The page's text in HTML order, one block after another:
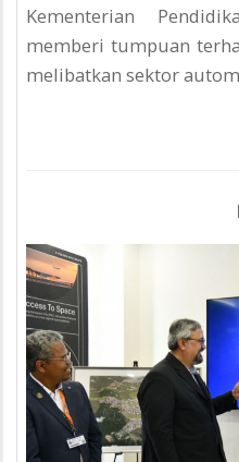
Kementerian
memberi tumpuan
melibatkan sektor